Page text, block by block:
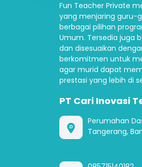
Fun Teacher Private
yang menjaring guru-
berbagai pilihan
Umum. Tersedia juga
dan disesuaikan
berkomitmen untuk
agar murid dapat
prestasi yang lebih di
PT Cari Inovasi
Perumahan
Tangerang,